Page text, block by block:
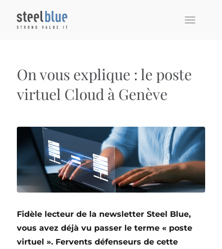
On vous explique : le poste
virtuel Cloud à Genève
Fidèle lecteur de la newsletter Steel Blue,
vous avez déjà vu passer le terme « poste
virtuel ». Fervents défenseurs de cette